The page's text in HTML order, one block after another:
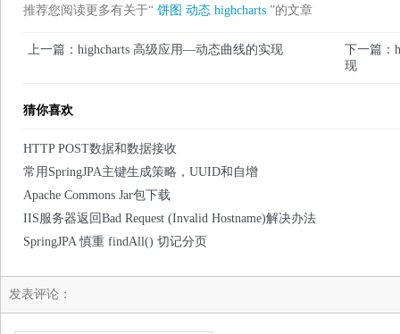
推荐您阅读更多有关于“ 饼图 动态 highcharts ”的文章
上一篇：highcharts 高级应用—动态曲线的实现
下一篇：
现
猜你喜欢
HTTP POST数据和数据接收
常用SpringJPA主键生成策略，UUID和自增
Apache Commons Jar包下载
IIS服务器返回Bad Request (Invalid Hostname)解决办法
SpringJPA 慎重 findAll() 切记分页
发表评论：